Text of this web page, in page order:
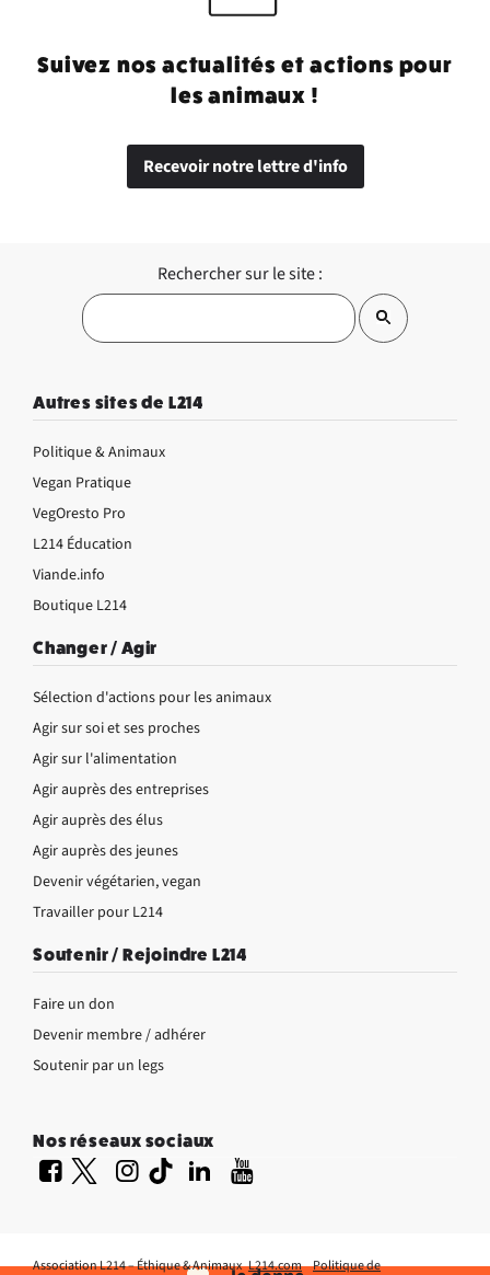
Suivez nos actualités et actions pour
les animaux !
Recevoir notre lettre d'info
Rechercher sur le site :
Autres sites de L214
Politique & Animaux
Vegan Pratique
VegOresto Pro
L214 Éducation
Viande.info
Boutique L214
Changer / Agir
Sélection d'actions pour les animaux
Agir sur soi et ses proches
Agir sur l'alimentation
Agir auprès des entreprises
Agir auprès des élus
Agir auprès des jeunes
Devenir végétarien, vegan
Travailler pour L214
Soutenir / Rejoindre L214
Faire un don
Devenir membre / adhérer
Soutenir par un legs
Nos réseaux sociaux
Association L214 – Éthique & AnimauxL214.com Politique de